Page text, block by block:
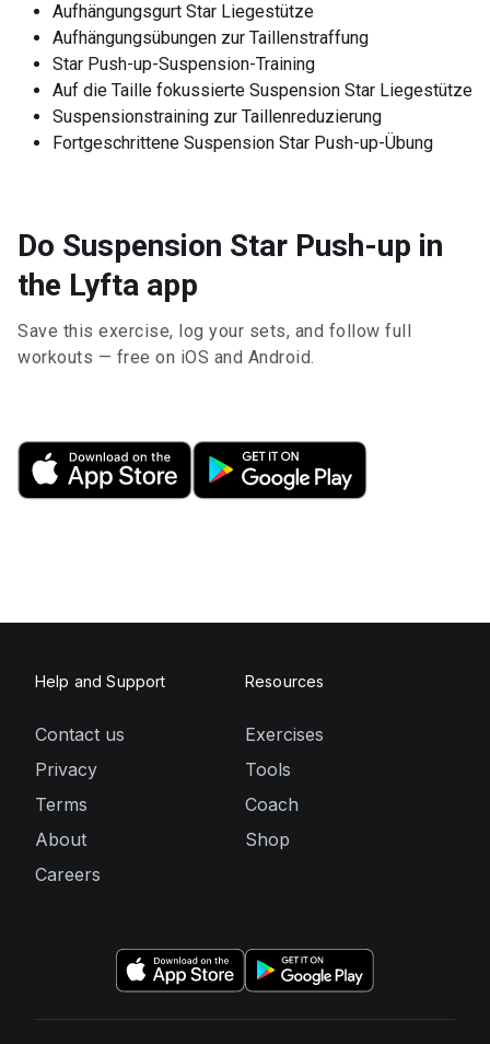
Aufhängungsgurt Star Liegestütze
Aufhängungsübungen zur Taillenstraffung
Star Push-up-Suspension-Training
Auf die Taille fokussierte Suspension Star Liegestütze
Suspensionstraining zur Taillenreduzierung
Fortgeschrittene Suspension Star Push-up-Übung
Do Suspension Star Push-up in
the Lyfta app
Save this exercise, log your sets, and follow full
workouts — free on iOS and Android.
Help and Support
Contact us
Privacy
Terms
About
Careers
Resources
Exercises
Tools
Coach
Shop